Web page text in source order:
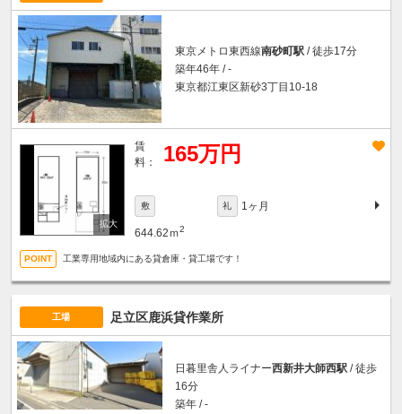
東京メトロ東西線南砂町駅 / 徒歩17分
築年46年 / -
東京都江東区新砂3丁目10-18
賃
料：
165万円
敷 礼 1ヶ月
644.62ｍ2
工業専用地域内にある貸倉庫・貸工場です！
工場 足立区鹿浜貸作業所
日暮里舎人ライナー西新井大師西駅 / 徒歩
16分
築年 / -